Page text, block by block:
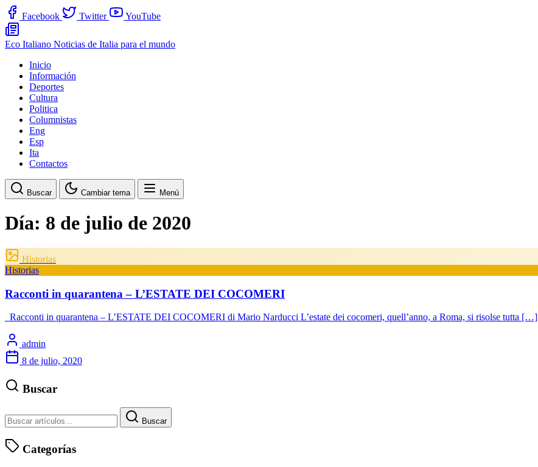
Facebook Twitter YouTube
Eco Italiano Noticias de Italia para el mundo
Inicio
Información
Deportes
Cultura
Politica
Columnistas
Eng
Esp
Ita
Contactos
Buscar Cambiar tema Menú
Día: 8 de julio de 2020
Historias
Historias
Racconti in quarantena – L’ESTATE DEI COCOMERI
Racconti in quarantena – L’ESTATE DEI COCOMERI di Mario Narducci L’estate dei cocomeri, quell’anno, a Roma, si risolse tutta […]
admin
8 de julio, 2020
Buscar
Buscar
Categorías